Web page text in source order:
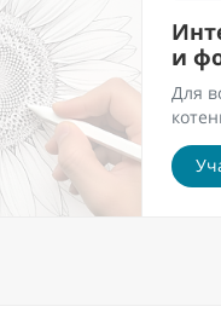
и
Для